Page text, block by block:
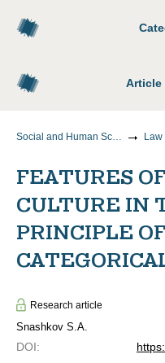
Article
Social and Human Sciences Law
FEATURES
CULTURE IN
PRINCIPLE
Research article
Snashkov S.A.
DOI: